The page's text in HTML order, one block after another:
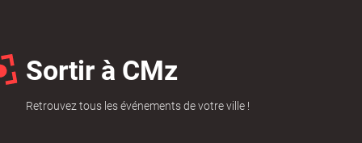
Sortir à CMz
Retrouvez tous les événements de votre ville !